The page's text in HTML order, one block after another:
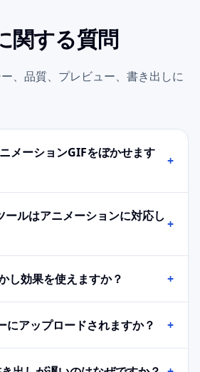
関する質問
、品質、プレビュー、書き出しに
メーションGIFをぼかせます
+
ールはアニメーションに対応し
+
し効果を使えますか？ +
にアップロードされますか？ +